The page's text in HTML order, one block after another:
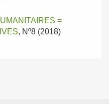
=
, Nº8 (2018)